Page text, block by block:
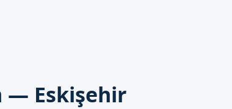
— Eskişehir